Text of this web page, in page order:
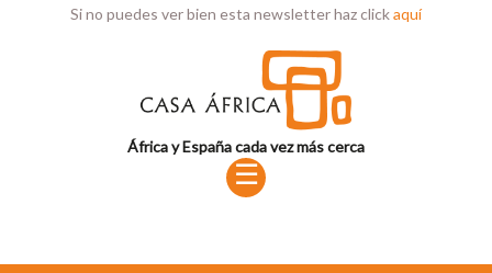
Si no puedes ver bien esta newsletter haz clickaquí
África y España cada vez más cerca
☰